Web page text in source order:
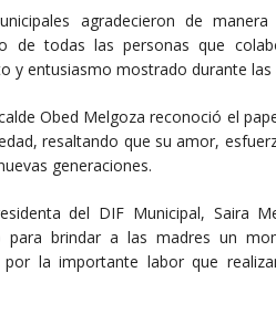
agradecieron de
de todas las personas que
y entusiasmo mostrado durante las
Obed Melgoza reconoció el
resaltando que su amor,
generaciones.
del DIF Municipal, Saira
para brindar a las madres un
por la importante labor que